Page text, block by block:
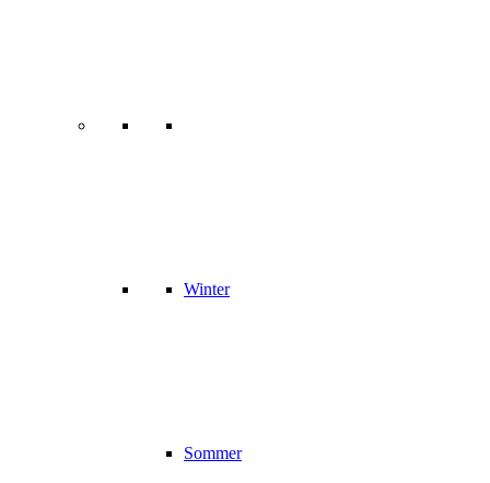
Winter
Sommer